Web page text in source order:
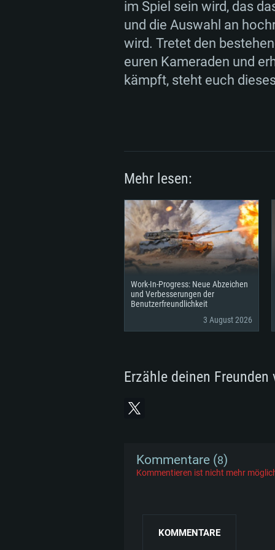
im Spiel sein wird, das
und die Auswahl an
wird. Tretet den
euren Kameraden und
kämpft, steht euch
Mehr lesen:
Work-In-Progress: Neue Abzeichen
und Verbesserungen der
Benutzerfreundlichkeit
3 August 2026
Erzähle deinen
Kommentare (8)
Kommentieren ist nicht mehr
KOMMENTARE